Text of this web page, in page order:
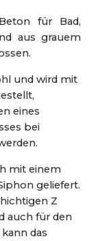
für Bad,
aus grauem
und wird mit
eines
bei
mit einem
geliefert.
Z
auch für den
das